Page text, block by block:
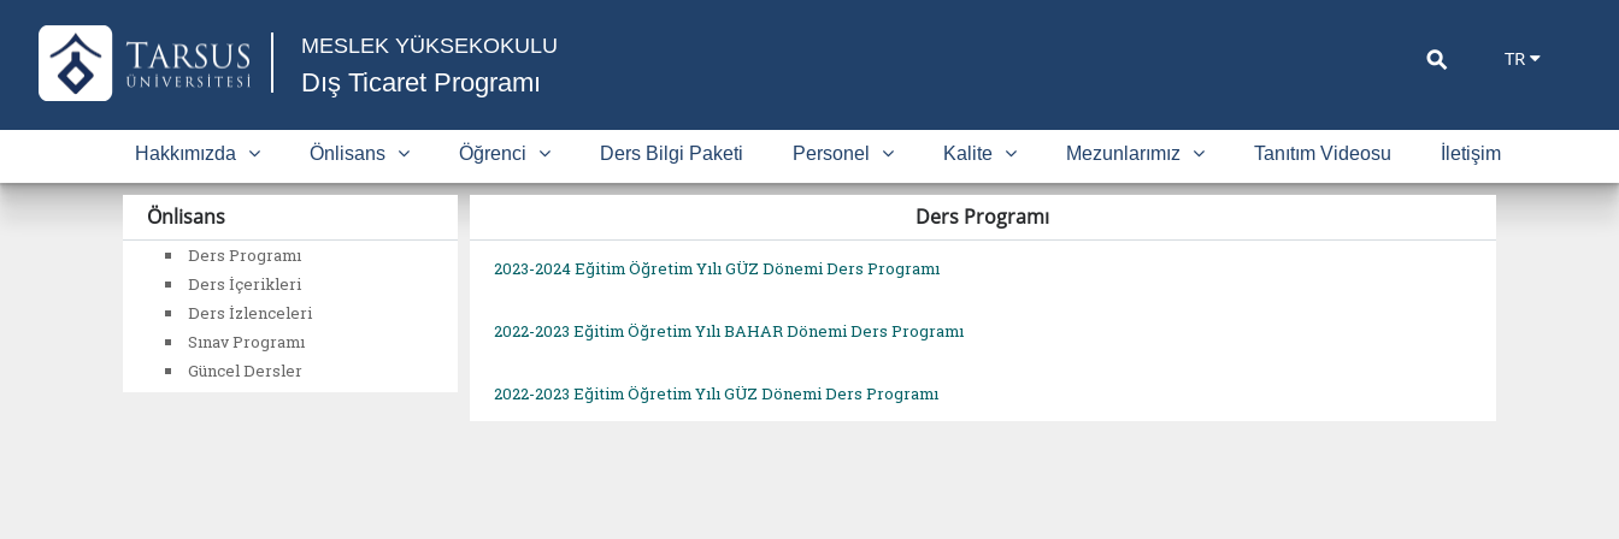
MESLEK YÜKSEKOKULU
Dış Ticaret Programı
TR
⚲
Hakkımızda Önlisans Öğrenci Ders Bilgi Paketi Personel Kalite Mezunlarımız Tanıtım Videosu İletişim
Önlisans
Ders Programı
Ders İçerikleri
Ders İzlenceleri
Sınav Programı
Güncel Dersler
Ders Programı
2023-2024 Eğitim Öğretim Yılı GÜZ Dönemi Ders Programı
2022-2023 Eğitim Öğretim Yılı BAHAR Dönemi Ders Programı
2022-2023 Eğitim Öğretim Yılı GÜZ Dönemi Ders Programı